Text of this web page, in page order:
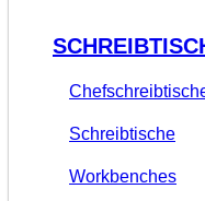
Schreibtische
Workbenches